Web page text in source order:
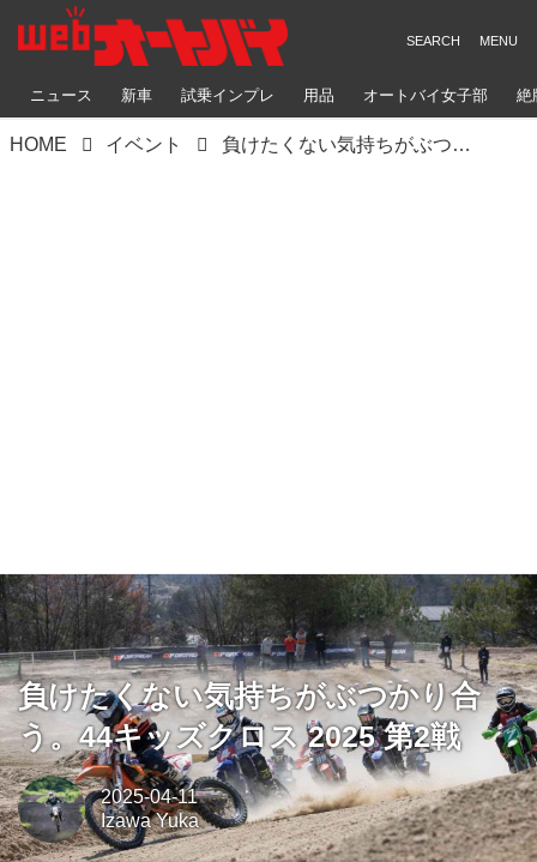
ニュース 新車 試乗インプレ 用品 オートバイ女子部 絶
HOME イベント 負けたくない気持ちがぶつかり合う。44キッズクロス 2025 第2戦
負けたくない気持ちがぶつかり合
う。44キッズクロス 2025 第2戦
2025-04-11
Izawa Yuka